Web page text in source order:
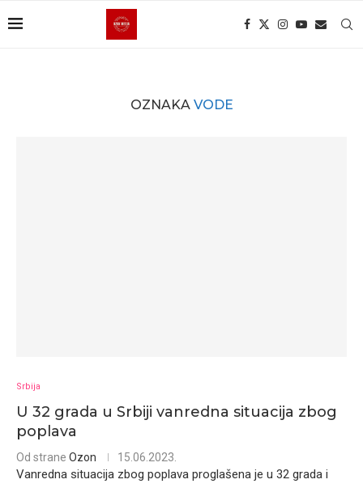
OZNAKA VODE
Srbija
U 32 grada u Srbiji vanredna situacija zbog
poplava
Od strane Ozon 15.06.2023.
Vanredna situacija zbog poplava proglašena je u 32 grada i